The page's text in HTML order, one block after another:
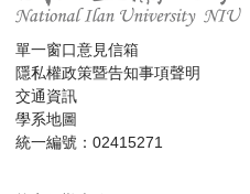
單一窗口意見信箱
隱私權政策暨告知事項聲明
交通資訊
學系地圖
統一編號：02415271